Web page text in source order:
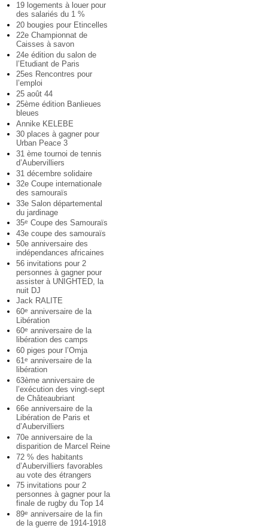
19 logements à louer pour
des salariés du 1 %
20 bougies pour Etincelles
22e Championnat de
Caisses à savon
24e édition du salon de
l’Etudiant de Paris
25es Rencontres pour
l’emploi
25 août 44
25ème édition Banlieues
bleues
Annike KELEBE
30 places à gagner pour
Urban Peace 3
31 ème tournoi de tennis
d’Aubervilliers
31 décembre solidaire
32e Coupe internationale
des samouraïs
33e Salon départemental
du jardinage
35e Coupe des Samouraïs
43e coupe des samouraïs
50e anniversaire des
indépendances africaines
56 invitations pour 2
personnes à gagner pour
assister à UNIGHTED, la
nuit DJ
Jack RALITE
60e anniversaire de la
Libération
60e anniversaire de la
libération des camps
60 piges pour l’Omja
61e anniversaire de la
libération
63ème anniversaire de
l’exécution des vingt-sept
de Châteaubriant
66e anniversaire de la
Libération de Paris et
d’Aubervilliers
70e anniversaire de la
disparition de Marcel Reine
72 % des habitants
d’Aubervilliers favorables
au vote des étrangers
75 invitations pour 2
personnes à gagner pour la
finale de rugby du Top 14
89e anniversaire de la fin
de la guerre de 1914-1918